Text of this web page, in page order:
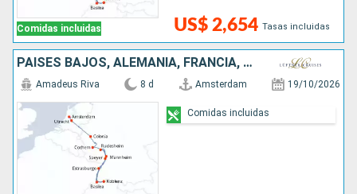
Comidas incluidas US$ 2,654 Tasas incluidas
PAISES BAJOS, ALEMANIA, FRANCIA, SUIZA
Amadeus Riva 8 d Amsterdam 19/10/2026
Comidas incluidas